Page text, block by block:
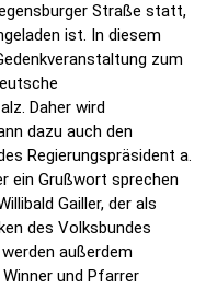
Straße statt,
ist. In diesem
zum
Daher wird
dazu auch den
Regierungspräsident a.
ein Grußwort sprechen
Gailler, der als
des Volksbundes
außerdem
und Pfarrer